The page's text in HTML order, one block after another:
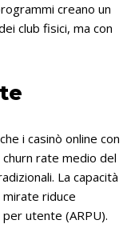
creano un
club fisici, ma con
i casinò online con
rate medio del
La capacità
riduce
utente (ARPU).